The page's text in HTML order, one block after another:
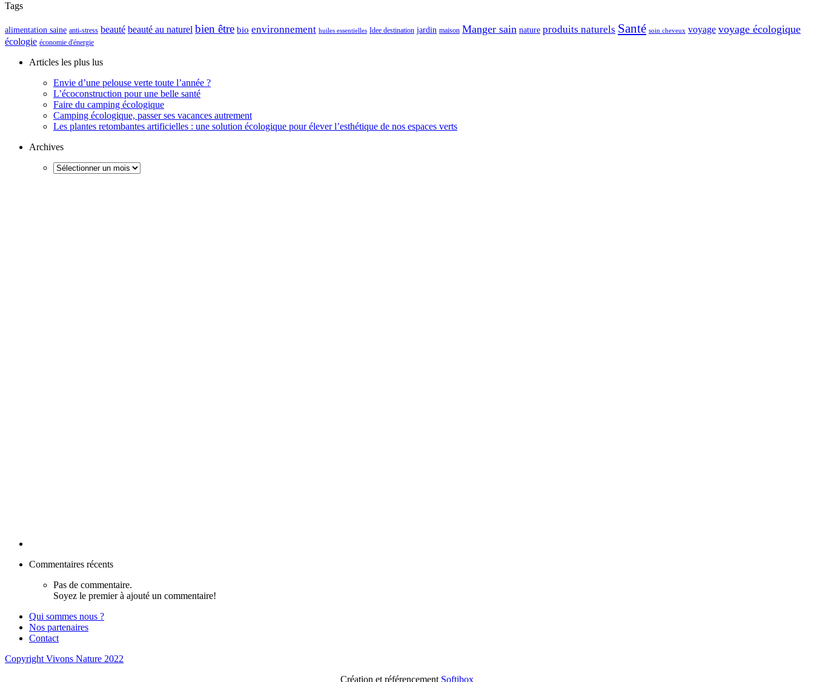
Tags
alimentation saine anti-stress beauté beauté au naturel bien être bio environnement huiles essentielles Idee destination jardin maison Manger sain nature produits naturels Santé soin cheveux voyage voyage écologique
écologie économie d'énergie
Articles les plus lus
Envie d’une pelouse verte toute l’année ?
L’écoconstruction pour une belle santé
Faire du camping écologique
Camping écologique, passer ses vacances autrement
Les plantes retombantes artificielles : une solution écologique pour élever l’esthétique de nos espaces verts
Archives
Commentaires récents
Pas de commentaire.
Soyez le premier à ajouté un commentaire!
Qui sommes nous ?
Nos partenaires
Contact
Copyright Vivons Nature 2022
Création et référencement Softibox